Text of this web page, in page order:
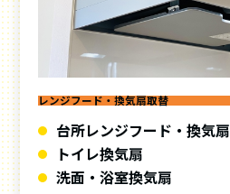
レンジフード・換気扇取替
台所レンジフード・換気扇
トイレ換気扇
洗面・浴室換気扇